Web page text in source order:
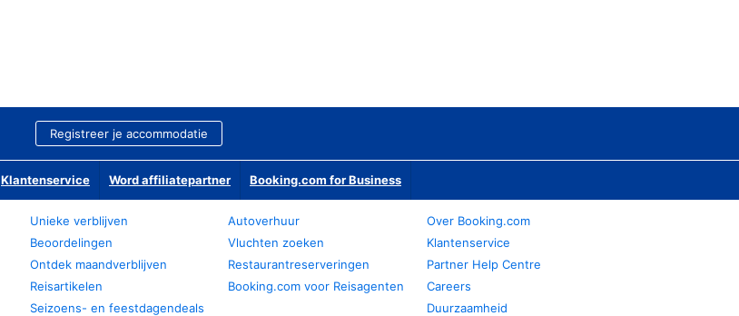
Registreer je accommodatie
Klantenservice Word affiliatepartner Booking.com for Business
Unieke verblijven
Beoordelingen
Ontdek maandverblijven
Reisartikelen
Seizoens- en feestdagendeals
Autoverhuur
Vluchten zoeken
Restaurantreserveringen
Booking.com voor Reisagenten
Over Booking.com
Klantenservice
Partner Help Centre
Careers
Duurzaamheid